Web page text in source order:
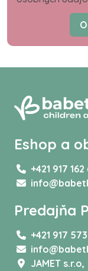
Eshop a
+421 917
Predajňa
+421 917
JAMET s.r.o,